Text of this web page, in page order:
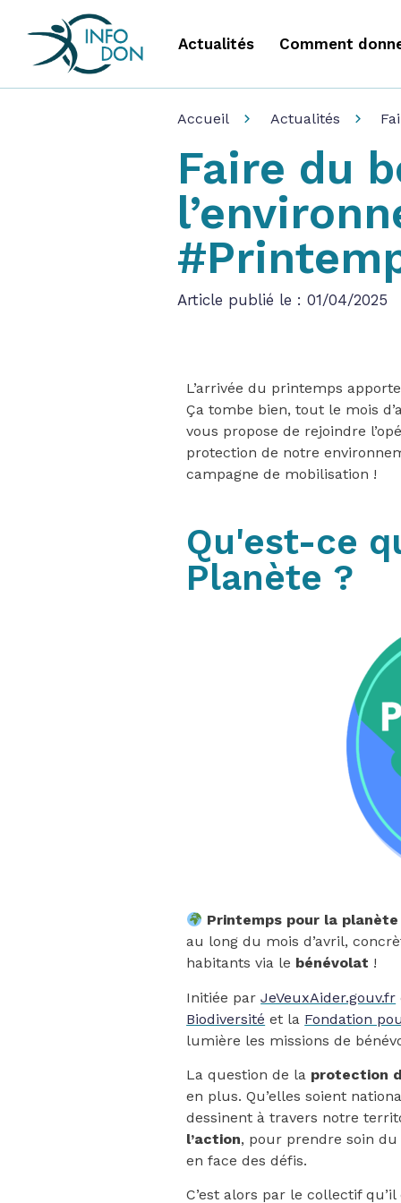
Actualités Comment
Accueil Actualités
Faire du
Article publié le : 01/04/2025
L’arrivée du printemps
Ça tombe bien, tout le mois
vous propose de rejoindre
protection de notre
campagne de mobilisation !
Qu'est-ce
Planète ?
Printemps pour la planète
au long du mois d’avril,
habitants via le bénévolat !
Initiée parJeVeuxAider.gouv.fr
Biodiversité et la Fondation
lumière les missions de
La question de la protection
en plus. Qu’elles soient
dessinent à travers notre
l’action, pour prendre soin
en face des défis.
C’est alors par le collectif